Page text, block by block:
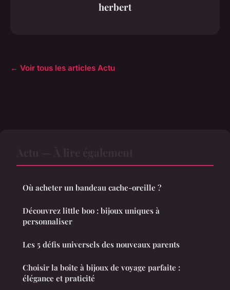
herbert
← Voir tous les articles Actu
Où acheter un bandeau cache-oreille ?
Découvrez little boo : bijoux uniques à
personnaliser
Les 5 défis universels des nouveaux parents
Choisir la boîte à bijoux de voyage parfaite :
élégance et praticité